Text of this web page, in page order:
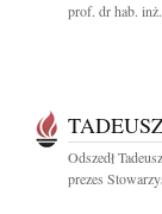
prof. dr hab.
Odszedł
prezes